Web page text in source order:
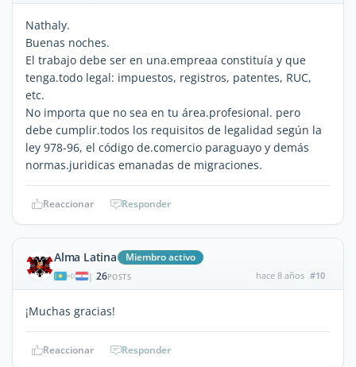
Nathaly.
Buenas noches.
El trabajo debe ser en una.empreaa constituía y que
tenga.todo legal: impuestos, registros, patentes, RUC,
etc.
No importa que no sea en tu área.profesional. pero
debe cumplir.todos los requisitos de legalidad según la
ley 978-96, el código de.comercio paraguayo y demás
normas.juridicas emanadas de migraciones.
Reaccionar Responder
Alma Latina Miembro activo
| 26POSTS hace 8 años #10
¡Muchas gracias!
Reaccionar Responder